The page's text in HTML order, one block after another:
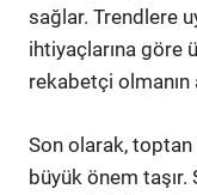
sağlar. Trendlere
ihtiyaçlarına göre
rekabetçi olmanın
Son olarak,
büyük önem